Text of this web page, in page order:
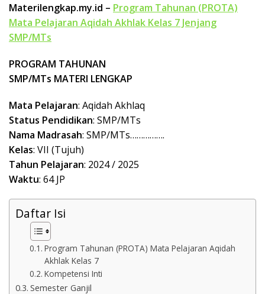
Materilengkap.my.id – Program Tahunan (PROTA)
Mata Pelajaran Aqidah Akhlak Kelas 7 Jenjang
SMP/MTs
PROGRAM TAHUNAN
SMP/MTs MATERI LENGKAP
Mata Pelajaran: Aqidah Akhlaq
Status Pendidikan: SMP/MTs
Nama Madrasah: SMP/MTs…………….
Kelas: VII (Tujuh)
Tahun Pelajaran: 2024 / 2025
Waktu: 64 JP
Daftar Isi
Program Tahunan (PROTA) Mata Pelajaran Aqidah
Akhlak Kelas 7
Kompetensi Inti
Semester Ganjil